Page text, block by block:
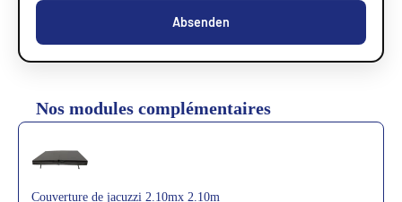
Absenden
Nos modules complémentaires
Use the Previous and Next buttons to navigate through product
Couverture de jacuzzi 2.10mx 2.10m